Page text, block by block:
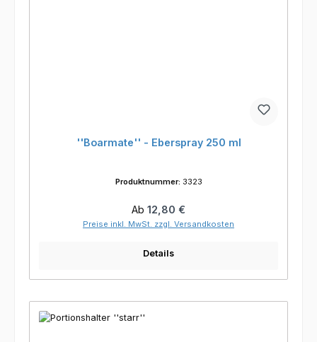
''Boarmate'' - Eberspray 250 ml
Produktnummer: 3323
Regulärer Preis:
Ab 12,80 €
Preise inkl. MwSt. zzgl. Versandkosten
Details